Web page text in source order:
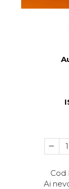
Cod
Ai